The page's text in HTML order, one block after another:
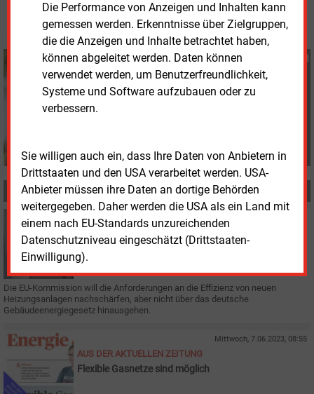
Die Performance von Anzeigen und Inhalten kann
gemessen werden. Erkenntnisse über Zielgruppen,
die die Anzeigen und Inhalte betrachtet haben,
können abgeleitet werden. Daten können
verwendet werden, um Benutzerfreundlichkeit,
Systeme und Software aufzubauen oder zu
verbessern.
Sie willigen auch ein, dass Ihre Daten von Anbietern in
Drittstaaten und den USA verarbeitet werden. USA-
Anbieter müssen ihre Daten an dortige Behörden
weitergegeben. Daher werden die USA als ein Land mit
einem nach EU-Standards unzureichenden
Datenschutzniveau eingeschätzt (Drittstaaten-
Einwilligung).
Susanne Harmsen
+49 (0) 151 28207503
s.harmsen@energie-
MEHR ZUM THEMA
Donnerstag, 8.06.2023, 14:22
EU arbeitet an neuen Mindesteffizienzstandard für
Heizungen
Die EU-Kommission will die Anforderungen an die Effizienz von neuen
Heizungsanlagen nachschärfen, aber nicht über das deutsche
Gebäudeenergiegesetz hinausgehen.
Mittwoch, 7.06.2023, 08:55
AUS DER AKTUELLEN ZEITUNG
Flexible Gasnetze sind möglich